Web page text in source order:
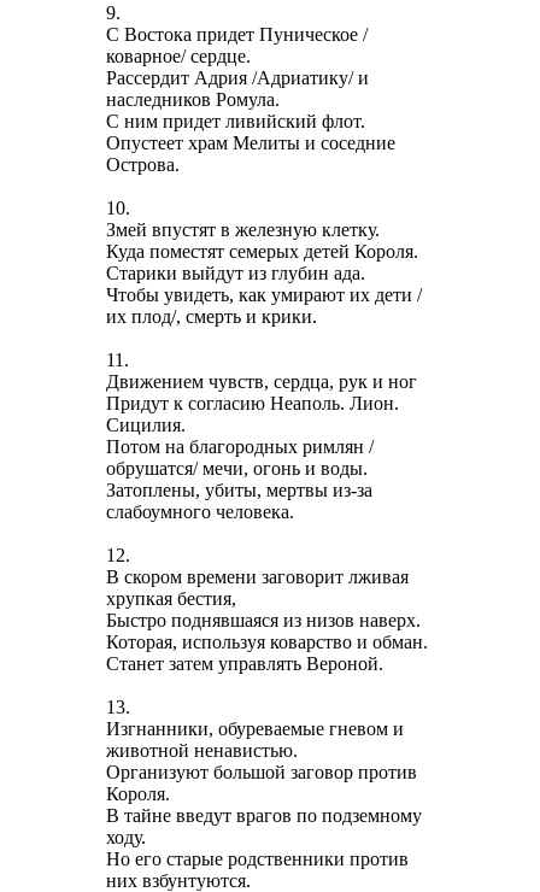
9.
С Востока придет Пуническое /
коварное/ сердце.
Рассердит Адрия /Адриатику/ и
наследников Ромула.
С ним придет ливийский флот.
Опустеет храм Мелиты и соседние
Острова.
10.
Змей впустят в железную клетку.
Куда поместят семерых детей Короля.
Старики выйдут из глубин ада.
Чтобы увидеть, как умирают их дети /
их плод/, смерть и крики.
11.
Движением чувств, сердца, рук и ног
Придут к согласию Неаполь. Лион.
Сицилия.
Потом на благородных римлян /
обрушатся/ мечи, огонь и воды.
Затоплены, убиты, мертвы из-за
слабоумного человека.
12.
В скором времени заговорит лживая
хрупкая бестия,
Быстро поднявшаяся из низов наверх.
Которая, используя коварство и обман.
Станет затем управлять Вероной.
13.
Изгнанники, обуреваемые гневом и
животной ненавистью.
Организуют большой заговор против
Короля.
В тайне введут врагов по подземному
ходу.
Но его старые родственники против
них взбунтуются.